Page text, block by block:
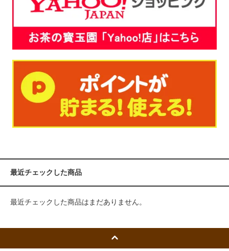
最近チェックした商品
最近チェックした商品はまだありません。